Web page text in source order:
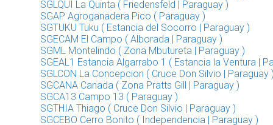
SGLQUI La Quinta ( Friedensfeld | Paraguay )
SGAP Agroganadera Pico ( Paraguay )
SGTUKU Tuku ( Estancia del Socorro | Paraguay )
SGECAM El Campo ( Alborada | Paraguay )
SGML Montelindo ( Zona Mbutureta | Paraguay )
SGEAL1 Estancia Algarrabo 1 ( Estancia la Ventura |
SGLCON La Concepcion ( Cruce Don Silvio | Paraguay )
SGCANA Canada ( Zona Pratts Gill | Paraguay )
SGCA13 Campo 13 ( Paraguay )
SGTHIA Thiago ( Cruce Don Silvio | Paraguay )
SGCEBO Cerro Bonito ( Independencia | Paraguay )